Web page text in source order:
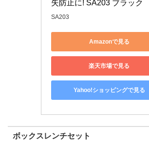
失防止に! SA203 ブラック
SA203
Amazonで見る
楽天市場で見る
Yahoo!ショッピングで見る
ボックスレンチセット